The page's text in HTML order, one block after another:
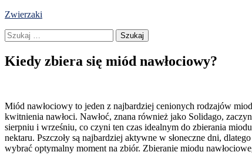
Skip
content
Zwierzaki
Szukaj:
Kiedy zbiera się miód nawłociowy?
Miód nawłociowy to jeden z najbardziej cenionych rodzajów
kwitnienia nawłoci. Nawłoć, znana również jako Solidago,
sierpniu i wrześniu, co czyni ten czas idealnym do zbierania
nektaru. Pszczoły są najbardziej aktywne w słoneczne dni,
wybrać optymalny moment na zbiór. Zbieranie miodu